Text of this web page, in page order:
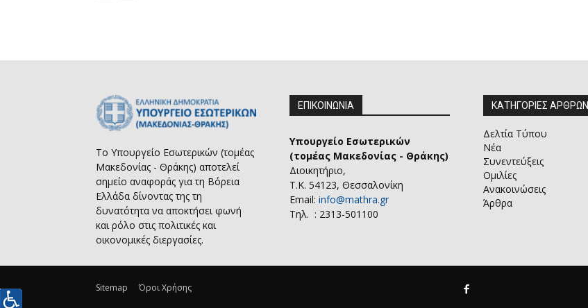
Το Υπουργείο Εσωτερικών (τομέας
Μακεδονίας - Θράκης) αποτελεί
σημείο αναφοράς για τη Βόρεια
Ελλάδα δίνοντας της τη
δυνατότητα να αποκτήσει φωνή
και ρόλο στις πολιτικές και
οικονομικές διεργασίες.
ΕΠΙΚΟΙΝΩΝΙΑ
Υπουργείο Εσωτερικών
(τομέας Μακεδονίας - Θράκης)
Διοικητήριο,
Τ.Κ. 54123, Θεσσαλονίκη
Email: info@mathra.gr
Τηλ. : 2313-501100
ΚΑΤΗΓΟΡΙΕΣ ΑΡΘΡΩΝ
Δελτία Τύπου
Νέα
Συνεντεύξεις
Ομιλίες
Ανακοινώσεις
Άρθρα
Sitemap Όροι Χρήσης